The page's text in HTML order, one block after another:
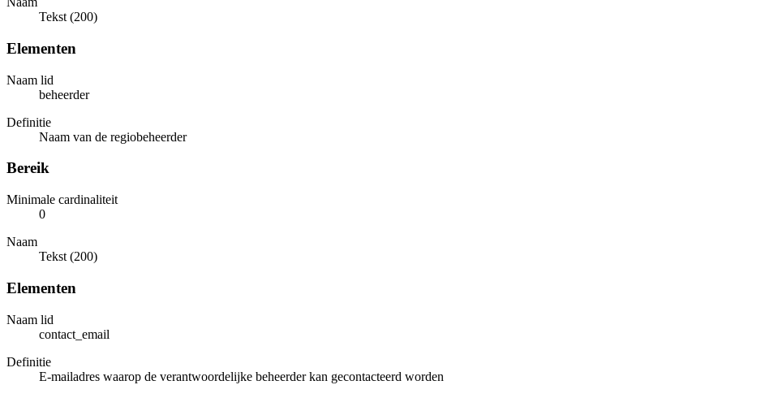
Tekst (200)
Elementen
Naam lid
beheerder
Definitie
Naam van de regiobeheerder
Bereik
Minimale cardinaliteit
0
Naam
Tekst (200)
Elementen
Naam lid
contact_email
Definitie
E-mailadres waarop de verantwoordelijke beheerder kan gecontacteerd worden